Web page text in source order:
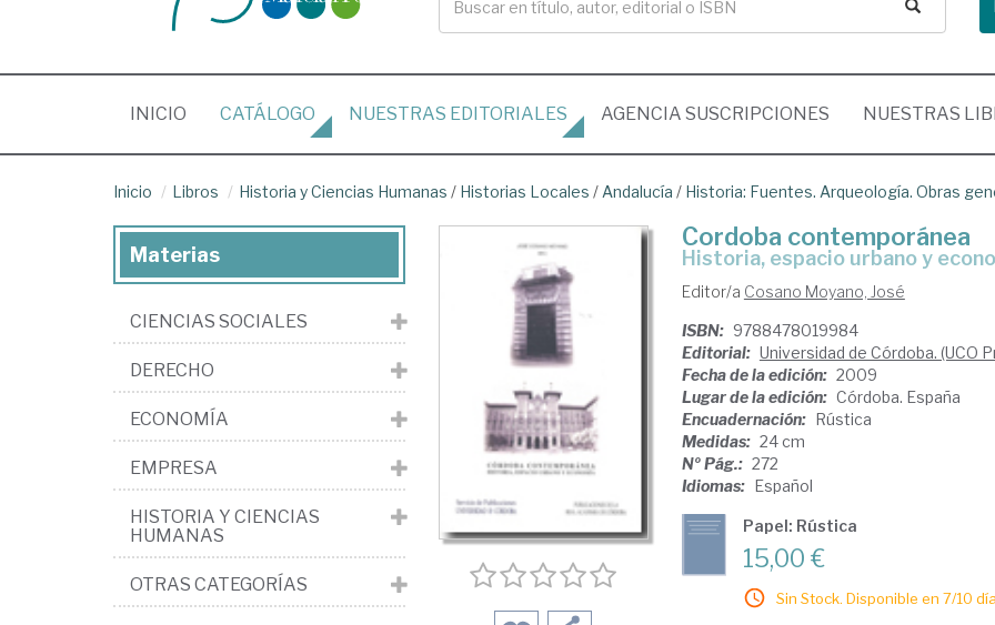
INICIO (CURRENT)
CATÁLOGO NUESTRAS EDITORIALES AGENCIA SUSCRIPCIONES NUESTRAS
Inicio Libros Historia y Ciencias Humanas / Historias Locales / Andalucía / Historia: Fuentes. Arqueología. Obras
Cordoba contemporánea
historia, espacio urbano y
Editor/a Cosano Moyano, José
ISBN: 9788478019984
Editorial: Universidad de Córdoba. (UCO
Fecha de la edición: 2009
Lugar de la edición: Córdoba. España
Encuadernación: Rústica
Medidas: 24 cm
Nº Pág.: 272
Idiomas: Español
Papel: Rústica
15,00 €
Sin Stock. Disponible en 7/10
Materias
CIENCIAS SOCIALES
DERECHO
ECONOMÍA
EMPRESA
HISTORIA Y CIENCIAS
HUMANAS
OTRAS CATEGORÍAS